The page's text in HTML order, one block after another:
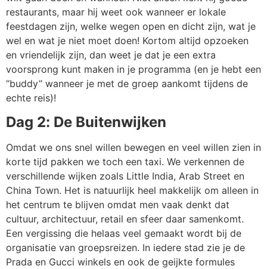
restaurants, maar hij weet ook wanneer er lokale
feestdagen zijn, welke wegen open en dicht zijn, wat je
wel en wat je niet moet doen! Kortom altijd opzoeken
en vriendelijk zijn, dan weet je dat je een extra
voorsprong kunt maken in je programma (en je hebt een
“buddy” wanneer je met de groep aankomt tijdens de
echte reis)!
Dag 2: De Buitenwijken
Omdat we ons snel willen bewegen en veel willen zien in
korte tijd pakken we toch een taxi. We verkennen de
verschillende wijken zoals Little India, Arab Street en
China Town. Het is natuurlijk heel makkelijk om alleen in
het centrum te blijven omdat men vaak denkt dat
cultuur, architectuur, retail en sfeer daar samenkomt.
Een vergissing die helaas veel gemaakt wordt bij de
organisatie van groepsreizen. In iedere stad zie je de
Prada en Gucci winkels en ook de geijkte formules